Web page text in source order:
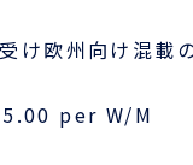
け欧州向け混載
per W/M